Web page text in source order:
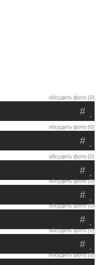
обсудить фото (0)
.
#
обсудить фото (0)
.
#
обсудить фото (0)
.
#
обсудить фото (0)
.
#
обсудить фото (0)
.
#
обсудить фото (0)
.
#
обсудить фото (0)